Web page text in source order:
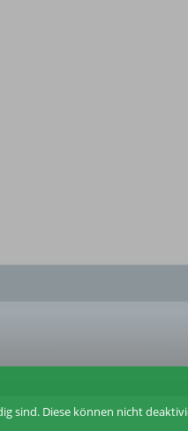
sind. Diese können nicht